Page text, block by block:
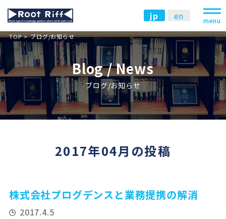
jp en menu
TOP ブログ/お知らせ
Blog / News
ブログ/お知らせ
2017年04月の投稿
株式会社プログデンスと業務提携の解消
2017.4.5